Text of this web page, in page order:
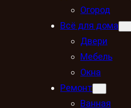
Огород
Всё для дома
Двери
Мебель
Окна
Ремонт
Ванная